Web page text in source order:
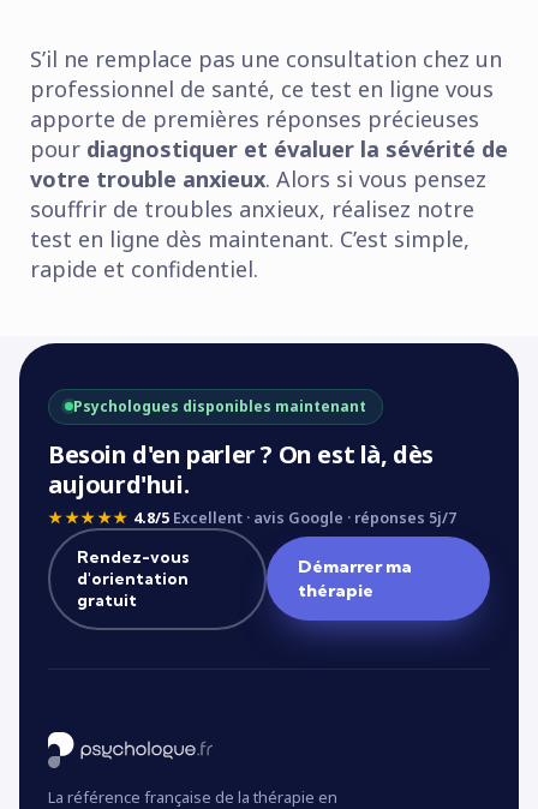
S’il ne remplace pas une consultation chez un
professionnel de santé, ce test en ligne vous
apporte de premières réponses précieuses
pour diagnostiquer et évaluer la sévérité de
votre trouble anxieux. Alors si vous pensez
souffrir de troubles anxieux, réalisez notre
test en ligne dès maintenant. C’est simple,
rapide et confidentiel.
Psychologues disponibles maintenant
Besoin d'en parler ? On est là, dès
aujourd'hui.
★★★★★ 4.8/5Excellent · avis Google · réponses 5j/7
Rendez-vous
d'orientation
gratuit
Démarrer ma
thérapie
La référence française de la thérapie en